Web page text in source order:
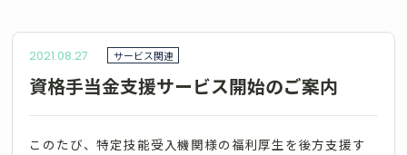
2021.08.27 サービス関連
資格手当金支援サービス開始のご案内
このたび、特定技能受入機関様の福利厚生を後方支援す